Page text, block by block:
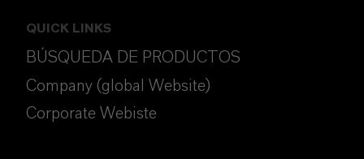
QUICK LINKS
BÚSQUEDA DE PRODUCTOS
Company (global Website)
Corporate Webiste